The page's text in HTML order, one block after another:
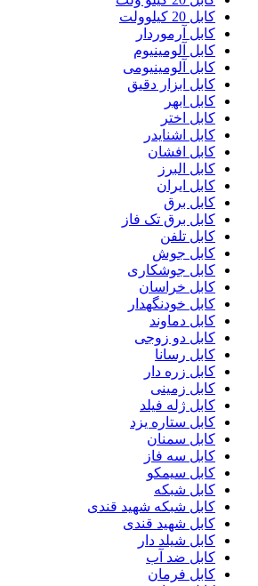
کابل 20 کیلوولت
کابل آرموردار
کابل آلومینیوم
کابل آلومینیومی
کابل ابزار دقیق
کابل ابهر
کابل اختر
کابل اشنایدر
کابل افشان
کابل البرز
کابل ایران
کابل برق
کابل برق تک فاز
کابل تلفن
کابل جوش
کابل جوشکاری
کابل خراسان
کابل خودنگهدار
کابل دماوند
کابل دو زوجی
کابل رسانا
کابل زره دار
کابل زمینی
کابل ژله فیلد
کابل ستاره یزد
کابل سمنان
کابل سه فاز
کابل سیمکو
کابل شبکه
کابل شبکه شهید قندی
کابل شهید قندی
کابل شیلد دار
کابل ضد آب
کابل فرمان